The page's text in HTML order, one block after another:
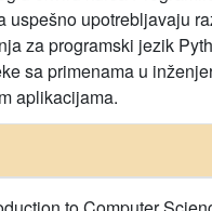
uspešno upotrebljavaju
za programski jezik
sa primenama u
aplikacijama.